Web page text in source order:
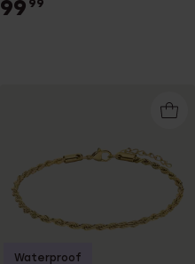
99 99
Waterproof